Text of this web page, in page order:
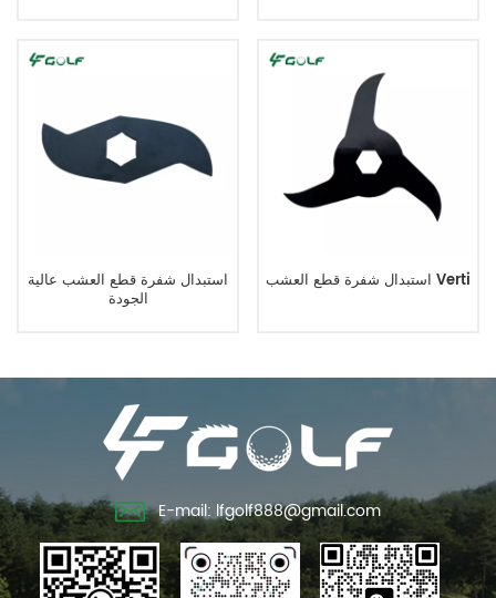
استبدال شفرة قطع العشب عالية
الجودة
استبدال شفرة قطع العشب Verti
E-mail: lfgolf888@gmail.com